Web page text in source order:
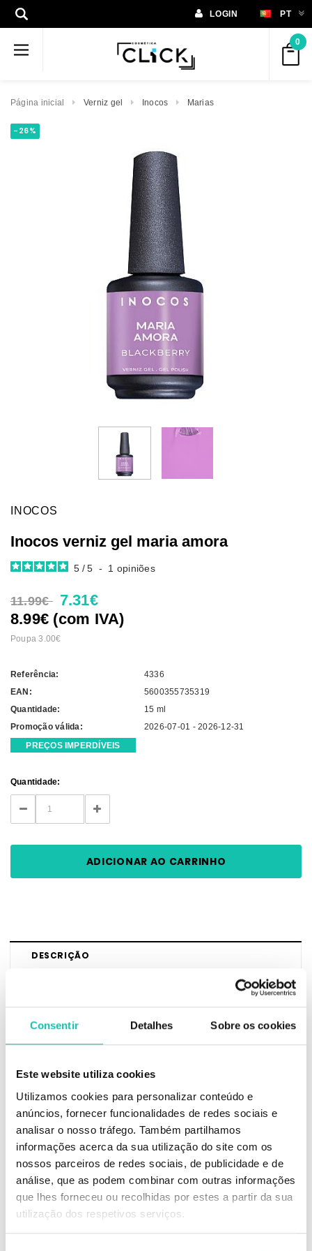
Consentir Detalhes Sobre os cookies
Este website utiliza cookies
Utilizamos cookies para personalizar conteúdo e
anúncios, fornecer funcionalidades de redes sociais e
analisar o nosso tráfego. Também partilhamos
informações acerca da sua utilização do site com os
nossos parceiros de redes sociais, de publicidade e de
análise, que as podem combinar com outras informações
que lhes forneceu ou recolhidas por estes a partir da sua
utilização dos respetivos serviços.
LOGIN PT
0
Página inicial Verniz gel Inocos Marias
-26%
INOCOS
Inocos verniz gel maria amora
5 / 5 - 1 opiniões
11.99€ 7.31€
8.99€ (com IVA)
Poupa 3.00€
Referência:
4336
EAN:
5600355735319
Quantidade:
15 ml
Promoção válida:
2026-07-01 - 2026-12-31
PREÇOS IMPERDÍVEIS
Current
Stock:
Quantidade:
DECREASE
QUANTITY:
INCREASE
QUANTITY:
DESCRIÇÃO
O Verniz Gel INOCOS é a escolha ideal para quem procura uma
manicure profissional, duradoura e com acabamento impecável. Com
uma textura fácil de aplicar, proporciona uma cobertura uniforme, cor
manter o verniz bonito durante mais tempo, sem lascar facilmente. Deve
LED/UV.
Cor intensa e uniforme
Brilho duradouro
Fácil aplicação
Acabamento profissional
Ideal para unhas de gel, acrílico ou verniz gel
Catalisa em lâmpada LED/UV